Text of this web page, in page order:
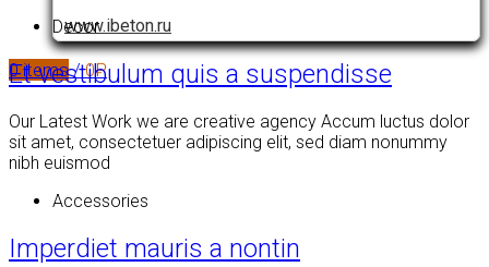
www.ibeton.ru
0items / 0₽
Decor
Et vestibulum quis a suspendisse
Our Latest Work we are creative agency Accum luctus dolor
sit amet, consectetuer adipiscing elit, sed diam nonummy
nibh euismod
Accessories
Imperdiet mauris a nontin